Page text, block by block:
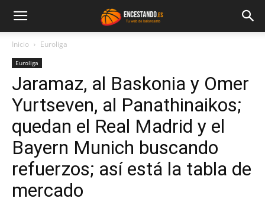
Inicio Euroliga
Euroliga
Jaramaz, al Baskonia y Omer
Yurtseven, al Panathinaikos;
quedan el Real Madrid y el
Bayern Munich buscando
refuerzos; así está la tabla de
mercado